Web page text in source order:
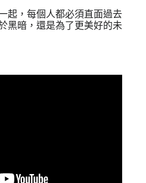
起，每個人都必須直面過去
黑暗，還是為了更美好的未